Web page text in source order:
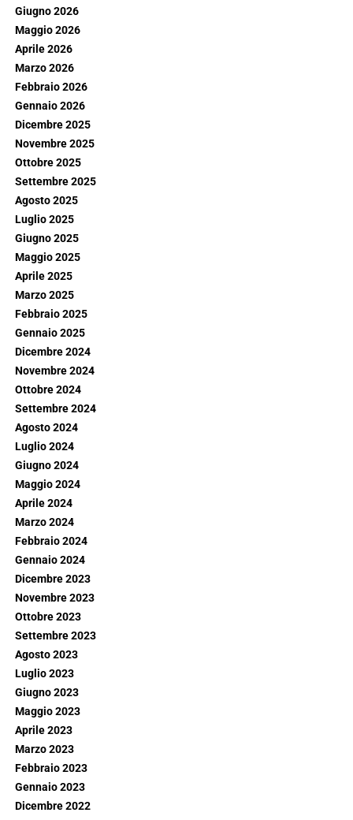
Giugno 2026
Maggio 2026
Aprile 2026
Marzo 2026
Febbraio 2026
Gennaio 2026
Dicembre 2025
Novembre 2025
Ottobre 2025
Settembre 2025
Agosto 2025
Luglio 2025
Giugno 2025
Maggio 2025
Aprile 2025
Marzo 2025
Febbraio 2025
Gennaio 2025
Dicembre 2024
Novembre 2024
Ottobre 2024
Settembre 2024
Agosto 2024
Luglio 2024
Giugno 2024
Maggio 2024
Aprile 2024
Marzo 2024
Febbraio 2024
Gennaio 2024
Dicembre 2023
Novembre 2023
Ottobre 2023
Settembre 2023
Agosto 2023
Luglio 2023
Giugno 2023
Maggio 2023
Aprile 2023
Marzo 2023
Febbraio 2023
Gennaio 2023
Dicembre 2022